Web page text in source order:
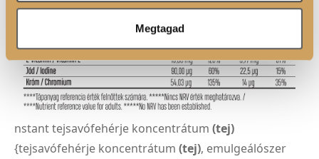
Megtagad
nstant tejsavófehérje koncentrátum (tej)
{tejsavófehérje koncentrátum (tej), emulgeálószer